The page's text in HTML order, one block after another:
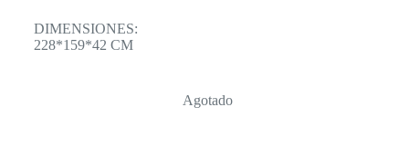
DIMENSIONES:
228*159*42 СМ
Agotado